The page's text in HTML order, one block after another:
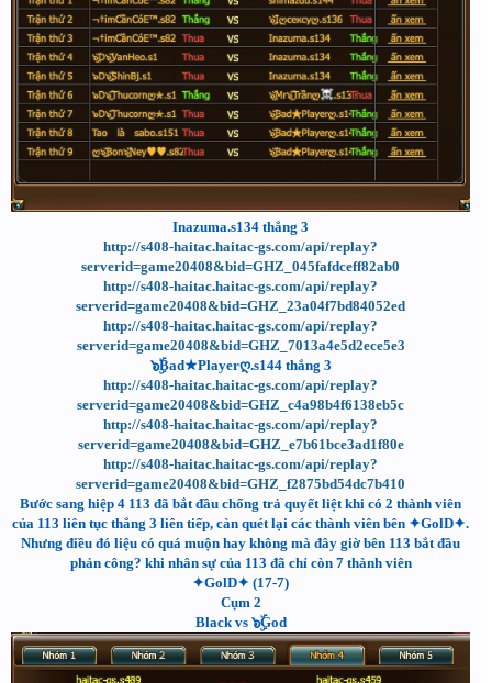
Inazuma.s134 thắng 3
http://s408-haitac.haitac-gs.com/api/replay?
serverid=game20408&bid=GHZ_045fafdceff82ab0
http://s408-haitac.haitac-gs.com/api/replay?
serverid=game20408&bid=GHZ_23a04f7bd84052ed
http://s408-haitac.haitac-gs.com/api/replay?
serverid=game20408&bid=GHZ_7013a4e5d2ece5e3
๖ۣۜBad★Playerღ.s144 thắng 3
http://s408-haitac.haitac-gs.com/api/replay?
serverid=game20408&bid=GHZ_c4a98b4f6138eb5c
http://s408-haitac.haitac-gs.com/api/replay?
serverid=game20408&bid=GHZ_e7b61bce3ad1f80e
http://s408-haitac.haitac-gs.com/api/replay?
serverid=game20408&bid=GHZ_f2875bd54dc7b410
Bước sang hiệp 4 113 đã bắt đầu chống trả quyết liệt khi có 2 thành viên
của 113 liên tục thắng 3 liên tiếp, càn quét lại các thành viên bên ✦GolD✦.
Nhưng điều đó liệu có quá muộn hay không mà đây giờ bên 113 bắt đầu
phản công? khi nhân sự của 113 đã chỉ còn 7 thành viên
✦GolD✦ (17-7)
Cụm 2
Black vs ๖ۣۜGod